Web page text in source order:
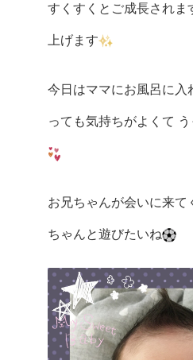
すくすくとご成長されま
上げます
今日はママにお風呂に入
っても気持ちがよくて
お兄ちゃんが会いに来て
ちゃんと遊びたいね